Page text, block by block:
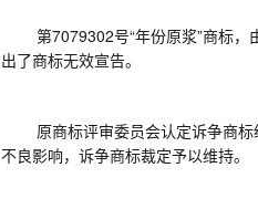
第7079302号“年份原浆”商标
出了商标无效宣告。
原商标评审委员会认定诉争商
不良影响，诉争商标裁定予以维持。